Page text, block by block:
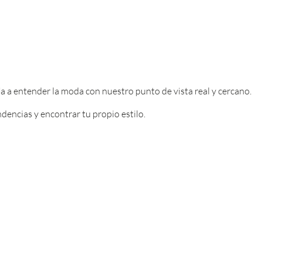
entender la moda con nuestro punto de vista real y cercano.
y encontrar tu propio estilo.